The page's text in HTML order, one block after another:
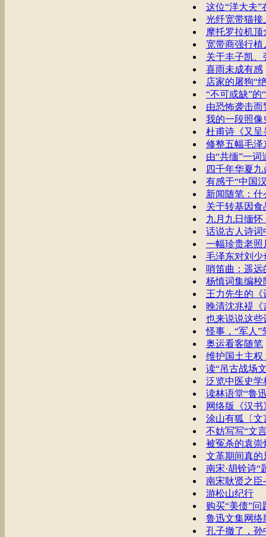
这位“洋大夫”
光纤宽带猫接
摩托罗拉机
宽带商强行
关于丰子凯
喜雨未成有感
店家的屠狗“
“不可或缺”的
由恐怖袭击而
我的一段照像
杜甫诗《又呈
修整五幅毛泽
由“共缅”一词
四千年华夏
有感于“中国
新闻随笔：什
关于转基因
九月九日缅
话说古人诗词
一幅珍贵老照
毛泽东对刘少
哨笛曲：遥远
杨慎词集编校
王力先生的《
晚清沈兆褆
也来说说这些
怪事，“军人”
奥运看客随笔
维护国土主权
读“吊古战场
泛览中医史学
读林语堂“鲁
网络版《汉
涂山有狐〔文
不妨写写“文
被冤杀的袁崇
文革期间真的
南宋·胡铨诗“
南宋耿贤之
游松山纪行
购买“美债”
鲁迅文集网络
孔子撤了，孙